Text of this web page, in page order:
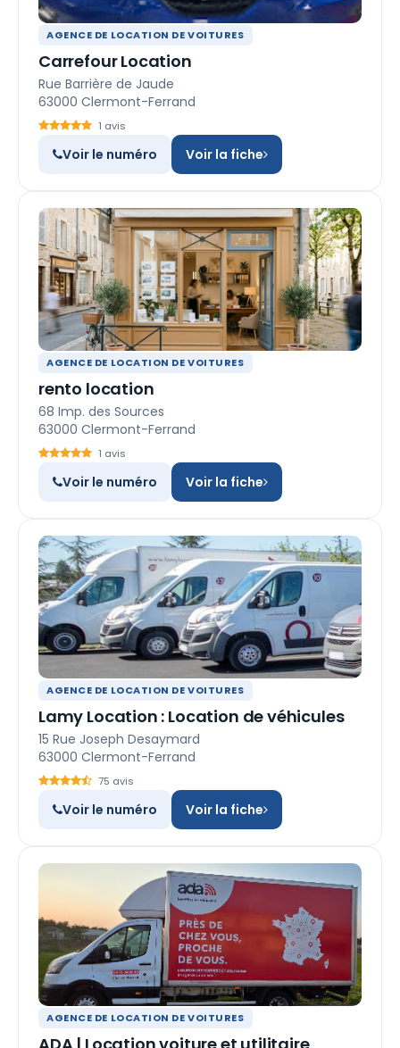
AGENCE DE LOCATION DE VOITURES
Carrefour Location
Rue Barrière de Jaude
63000 Clermont-Ferrand
1 avis
Voir le numéro Voir la fiche
AGENCE DE LOCATION DE VOITURES
rento location
68 Imp. des Sources
63000 Clermont-Ferrand
1 avis
Voir le numéro Voir la fiche
AGENCE DE LOCATION DE VOITURES
Lamy Location : Location de véhicules
15 Rue Joseph Desaymard
63000 Clermont-Ferrand
75 avis
Voir le numéro Voir la fiche
AGENCE DE LOCATION DE VOITURES